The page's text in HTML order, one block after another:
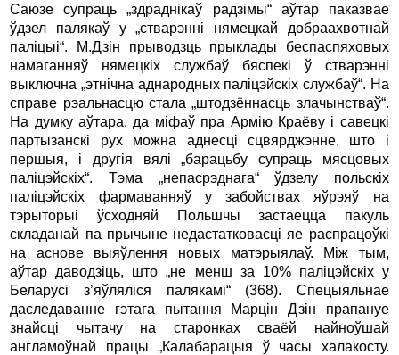
Саюзе супраць „здраднікаў радзімы“ аўтар паказвае
ўдзел палякаў у „стварэнні нямецкай добраахвотнай
паліцыі“. М.Дзін прыводзць прыклады беспаспяховых
намаганняў нямецкіх службаў бяспекі ў стварэнні
выключна „этнічна аднародных паліцэйскіх службаў“. На
справе рэальнасцю стала „штодзённасць злачынстваў“.
На думку аўтара, да міфаў пра Армію Краёву і савецкі
партызанскі рух можна аднесці сцвярджэнне, што і
першыя, і другія вялі „барацьбу супраць мясцовых
паліцэйскіх“. Тэма „непасрэднага“ ўдзелу польскіх
паліцэйскіх фармаванняў у забойствах яўрэяў на
тэрыторыі ўсходняй Польшчы застаецца пакуль
складанай па прычыне недастатковасці яе распрацоўкі
на аснове выяўлення новых матэрыялаў. Між тым,
аўтар даводзіць, што „не менш за 10% паліцэйскіх у
Беларусі з’яўляліся палякамі“ (368). Спецыяльнае
даследаванне гэтага пытання Марцін Дзін прапануе
знайсці чытачу на старонках сваёй найноўшай
англамоўнай працы „Калабарацыя ў часы халакосту.